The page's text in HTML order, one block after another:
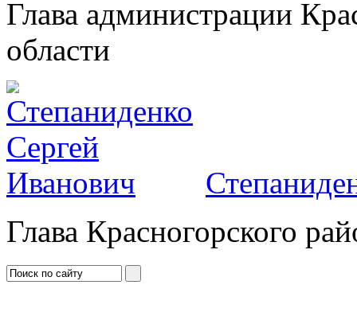
Глава администрации
области
Глава Красногорского